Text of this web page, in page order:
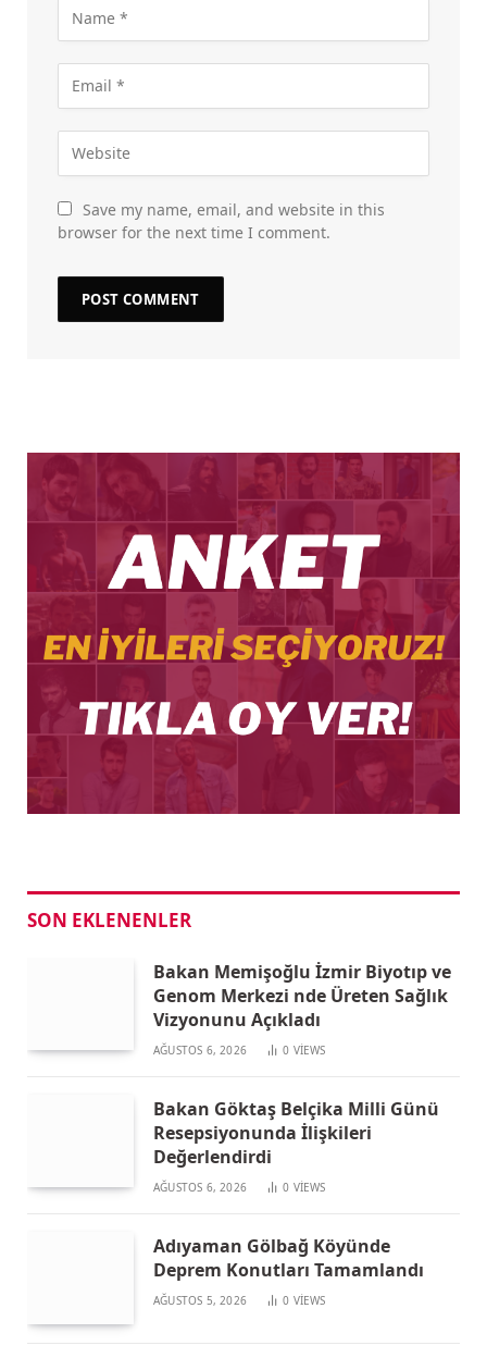
Save my name, email, and website in this
browser for the next time I comment.
SON EKLENENLER
Bakan Memişoğlu İzmir Biyotıp ve
Genom Merkezi nde Üreten Sağlık
Vizyonunu Açıkladı
AĞUSTOS 6, 2026 0 VIEWS
Bakan Göktaş Belçika Milli Günü
Resepsiyonunda İlişkileri
Değerlendirdi
AĞUSTOS 6, 2026 0 VIEWS
Adıyaman Gölbağ Köyünde
Deprem Konutları Tamamlandı
AĞUSTOS 5, 2026 0 VIEWS